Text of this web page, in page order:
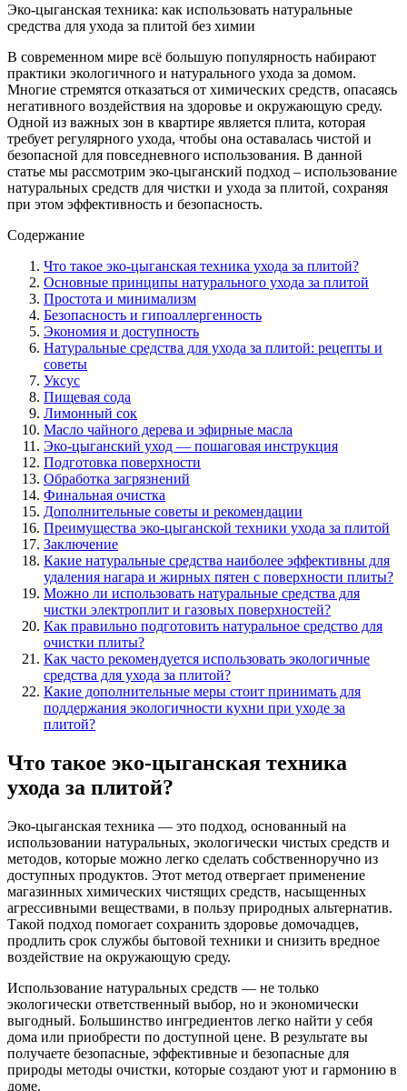
Эко-цыганская техника: как использовать натуральные
средства для ухода за плитой без химии
В современном мире всё большую популярность набирают
практики экологичного и натурального ухода за домом.
Многие стремятся отказаться от химических средств, опасаясь
негативного воздействия на здоровье и окружающую среду.
Одной из важных зон в квартире является плита, которая
требует регулярного ухода, чтобы она оставалась чистой и
безопасной для повседневного использования. В данной
статье мы рассмотрим эко-цыганский подход – использование
натуральных средств для чистки и ухода за плитой, сохраняя
при этом эффективность и безопасность.
Содержание
Что такое эко-цыганская техника ухода за плитой?
Основные принципы натурального ухода за плитой
Простота и минимализм
Безопасность и гипоаллергенность
Экономия и доступность
Натуральные средства для ухода за плитой: рецепты и
советы
Уксус
Пищевая сода
Лимонный сок
Масло чайного дерева и эфирные масла
Эко-цыганский уход — пошаговая инструкция
Подготовка поверхности
Обработка загрязнений
Финальная очистка
Дополнительные советы и рекомендации
Преимущества эко-цыганской техники ухода за плитой
Заключение
Какие натуральные средства наиболее эффективны для
удаления нагара и жирных пятен с поверхности плиты?
Можно ли использовать натуральные средства для
чистки электроплит и газовых поверхностей?
Как правильно подготовить натуральное средство для
очистки плиты?
Как часто рекомендуется использовать экологичные
средства для ухода за плитой?
Какие дополнительные меры стоит принимать для
поддержания экологичности кухни при уходе за
плитой?
Что такое эко-цыганская техника
ухода за плитой?
Эко-цыганская техника — это подход, основанный на
использовании натуральных, экологически чистых средств и
методов, которые можно легко сделать собственноручно из
доступных продуктов. Этот метод отвергает применение
магазинных химических чистящих средств, насыщенных
агрессивными веществами, в пользу природных альтернатив.
Такой подход помогает сохранить здоровье домочадцев,
продлить срок службы бытовой техники и снизить вредное
воздействие на окружающую среду.
Использование натуральных средств — не только
экологически ответственный выбор, но и экономически
выгодный. Большинство ингредиентов легко найти у себя
дома или приобрести по доступной цене. В результате вы
получаете безопасные, эффективные и безопасные для
природы методы очистки, которые создают уют и гармонию в
доме.